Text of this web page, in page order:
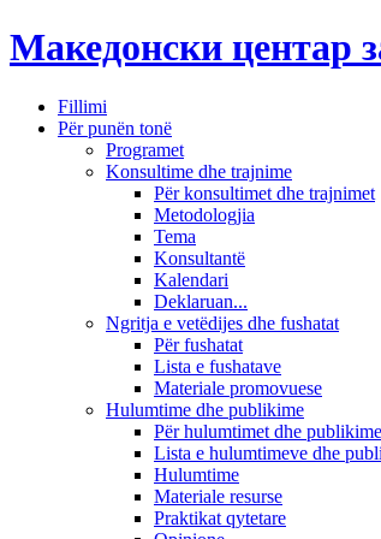
Македонски центар
Fillimi
Për punën tonë
Programet
Konsultime dhe trajnime
Për konsultimet dhe trajnimet
Metodologjia
Tema
Konsultantë
Kalendari
Deklaruan...
Ngritja e vetëdijes dhe fushatat
Për fushatat
Lista e fushatave
Materiale promovuese
Hulumtime dhe publikime
Për hulumtimet dhe
Lista e hulumtimeve dhe
Hulumtime
Materiale resurse
Praktikat qytetare